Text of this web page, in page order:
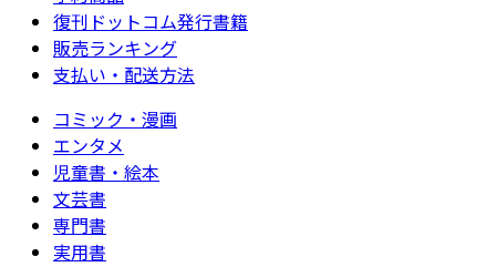
復刊ドットコム発行書籍
販売ランキング
支払い・配送方法
コミック・漫画
エンタメ
児童書・絵本
文芸書
専門書
実用書